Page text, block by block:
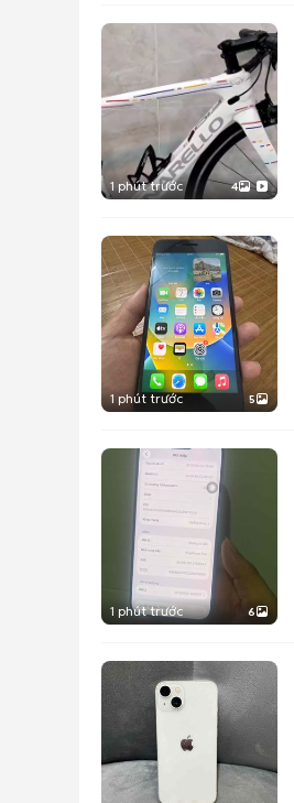
1 phút trước 4
1 phút trước 5
1 phút trước 6